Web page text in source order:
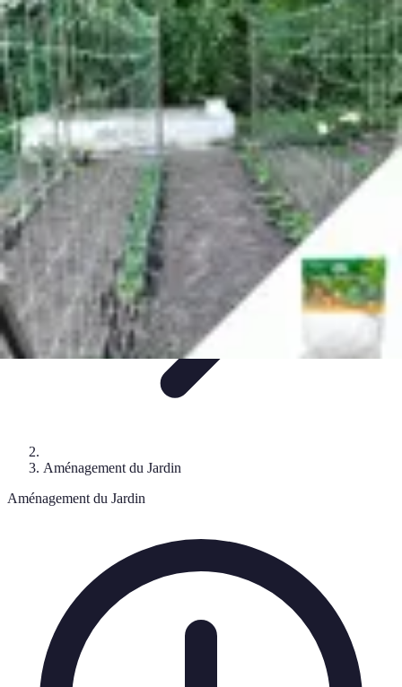
Conseils Jardinage
Entretien et AménagementEntretien des Plantes
Santé du
jardinEntretien du JardinConseils Pratiques
Conseils Jardinage
Aménagement du Jardin
Aménagement du Jardin